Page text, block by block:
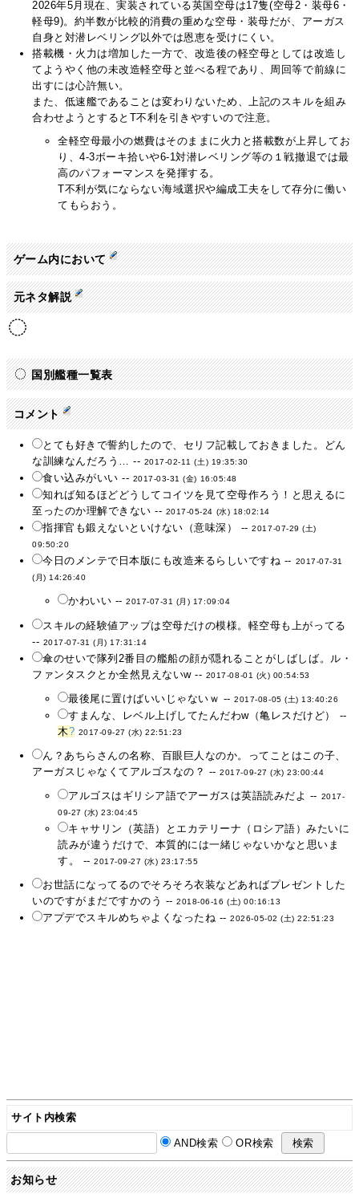
2026年5月現在、実装されている英国空母は17隻(空母2・装母6・
軽母9)。約半数が比較的消費の重めな空母・装母だが、アーガス
自身と対潜レベリング以外では恩恵を受けにくい。
搭載機・火力は増加した一方で、改造後の軽空母としては改造し
てようやく他の未改造軽空母と並べる程であり、周回等で前線に
出すには心許無い。
また、低速艦であることは変わりないため、上記のスキルを組み
合わせようとするとT不利を引きやすいので注意。
全軽空母最小の燃費はそのままに火力と搭載数が上昇してお
り、4-3ボーキ拾いや6-1対潜レベリング等の１戦撤退では最
高のパフォーマンスを発揮する。
T不利が気にならない海域選択や編成工夫をして存分に働い
てもらおう。
ゲーム内において
元ネタ解説
国別艦種一覧表
コメント
とても好きで誓約したので、セリフ記載しておきました。どん
な訓練なんだろう… -- 2017-02-11 (土) 19:35:30
食い込みがいい -- 2017-03-31 (金) 16:05:48
知れば知るほどどうしてコイツを見て空母作ろう！と思えるに
至ったのか理解できない -- 2017-05-24 (水) 18:02:14
指揮官も鍛えないといけない（意味深） --2017-07-29 (土)
09:50:20
今日のメンテで日本版にも改造来るらしいですね -- 2017-07-31
(月) 14:26:40
かわいい --2017-07-31 (月) 17:09:04
スキルの経験値アップは空母だけの模様。軽空母も上がってる
-- 2017-07-31 (月) 17:31:14
傘のせいで隊列2番目の艦船の顔が隠れることがしばしば。ル・
ファンタスクとか全然見えないw -- 2017-08-01 (火) 00:54:53
最後尾に置けばいいじゃないｗ --2017-08-05 (土) 13:40:26
すまんな、レベル上げしてたんだわw（亀レスだけど） --
木? 2017-09-27 (水) 22:51:23
ん？あちらさんの名称、百眼巨人なのか。ってことはこの子、
アーガスじゃなくてアルゴスなの？ --2017-09-27 (水) 23:00:44
アルゴスはギリシア語でアーガスは英語読みだよ -- 2017-
09-27 (水) 23:04:45
キャサリン（英語）とエカテリーナ（ロシア語）みたいに
読みが違うだけで、本質的には一緒じゃないかなと思いま
す。 --2017-09-27 (水) 23:17:55
お世話になってるのでそろそろ衣装などあればプレゼントした
いのですがまだですかのう --2018-06-16 (土) 00:16:13
アプデでスキルめちゃよくなったね --2026-05-02 (土) 22:51:23
サイト内検索
AND検索 OR検索
お知らせ